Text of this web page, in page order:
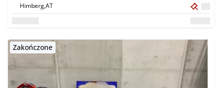
Himberg,AT
Zakończone